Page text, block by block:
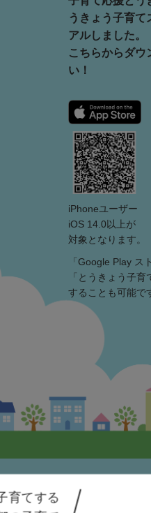
うきょう子育て
アルしました。
こちらからダウ
い！
iPhoneユーザー
iOS 14.0以上が
対象となります。
「Google Play ス
「とうきょう子
することも可能で
利用規約
育てする